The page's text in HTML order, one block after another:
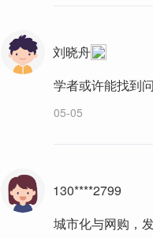
刘晓舟
学者或许能找到
05-05
130****2799
城市化与网购，